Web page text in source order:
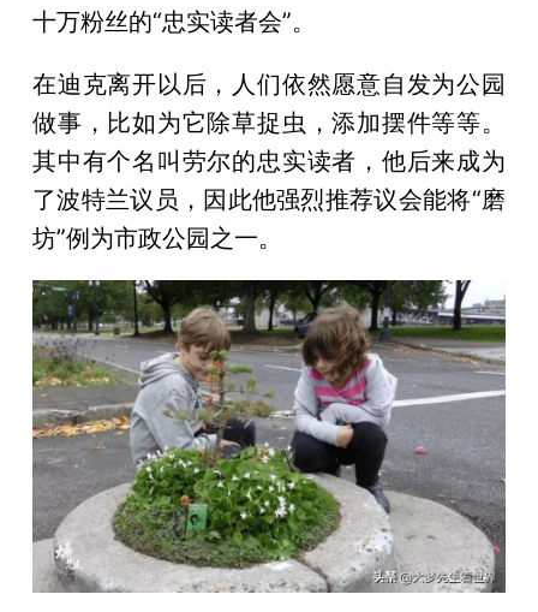
十万粉丝的“忠实读者会”。
在迪克离开以后，人们依然愿意自发为公园
做事，比如为它除草捉虫，添加摆件等等。
其中有个名叫劳尔的忠实读者，他后来成为
了波特兰议员，因此他强烈推荐议会能将“磨
坊”例为市政公园之一。